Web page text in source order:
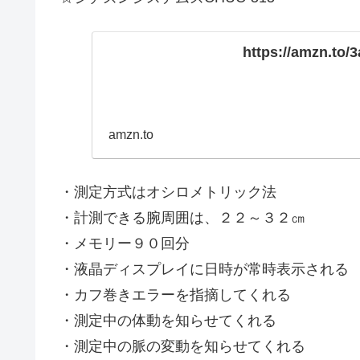
https://amzn.to/
amzn.to
・測定方式はオシロメトリック法
・計測できる腕周囲は、２２～３２㎝
・メモリー９０回分
・液晶ディスプレイに日時が常時表示される
・カフ巻きエラーを指摘してくれる
・測定中の体動を知らせてくれる
・測定中の脈の変動を知らせてくれる